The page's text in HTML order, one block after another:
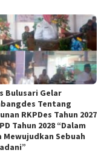
Bulusari Gelar
Tentang
RKPDes Tahun 2027
Tahun 2028 “Dalam
Mewujudkan Sebuah